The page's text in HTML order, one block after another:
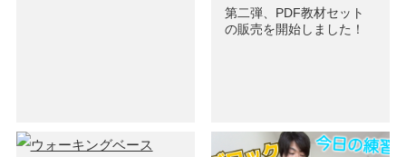
第二弾、PDF教材セット
の販売を開始しました！